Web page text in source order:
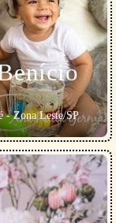
- Zona Leste/SP